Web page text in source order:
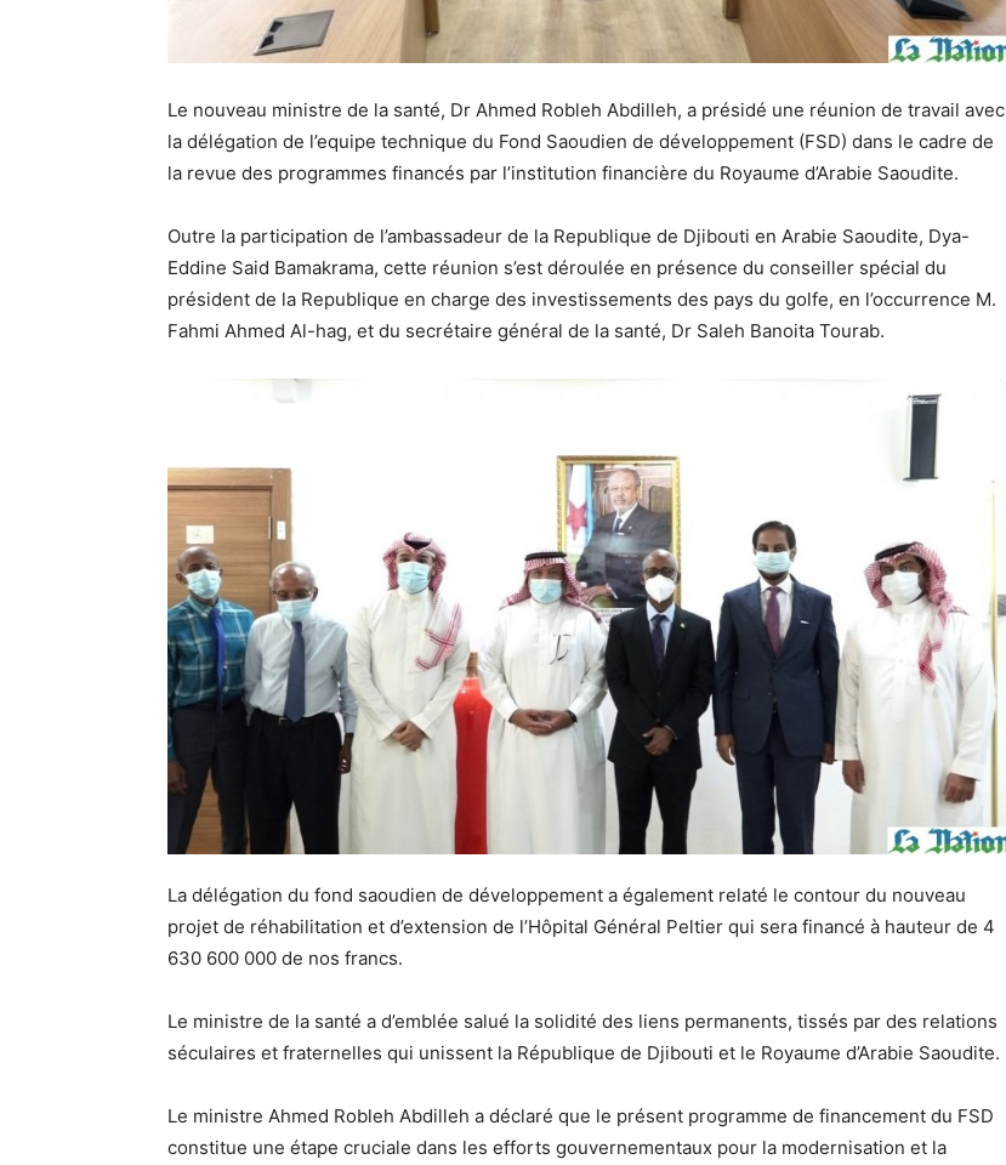
Le nouveau ministre de la santé, Dr Ahmed Robleh Abdilleh, a présidé une réunion de travail avec
la délégation de l’equipe technique du Fond Saoudien de développement (FSD) dans le cadre de
la revue des programmes financés par l’institution financière du Royaume d’Arabie Saoudite.
Outre la participation de l’ambassadeur de la Republique de Djibouti en Arabie Saoudite, Dya-
Eddine Said Bamakrama, cette réunion s’est déroulée en présence du conseiller spécial du
président de la Republique en charge des investissements des pays du golfe, en l’occurrence M.
Fahmi Ahmed Al-hag, et du secrétaire général de la santé, Dr Saleh Banoita Tourab.
La délégation du fond saoudien de développement a également relaté le contour du nouveau
projet de réhabilitation et d’extension de l’Hôpital Général Peltier qui sera financé à hauteur de 4
630 600 000 de nos francs.
Le ministre de la santé a d’emblée salué la solidité des liens permanents, tissés par des relations
séculaires et fraternelles qui unissent la République de Djibouti et le Royaume d’Arabie Saoudite.
Le ministre Ahmed Robleh Abdilleh a déclaré que le présent programme de financement du FSD
constitue une étape cruciale dans les efforts gouvernementaux pour la modernisation et la